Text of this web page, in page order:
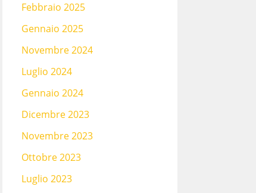
Febbraio 2025
Gennaio 2025
Novembre 2024
Luglio 2024
Gennaio 2024
Dicembre 2023
Novembre 2023
Ottobre 2023
Luglio 2023